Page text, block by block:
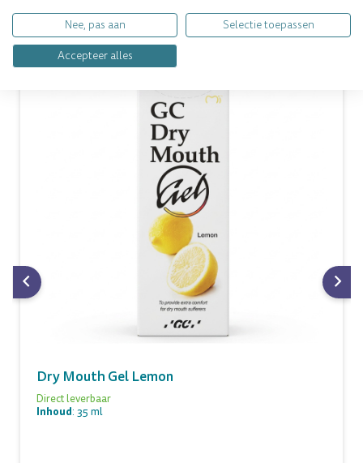
Gerelateerde producten
Dry Mouth Gel Lemon
Direct leverbaar
Inhoud: 35 ml
Nee, pas aan
Selectie toepassen
Accepteer alles